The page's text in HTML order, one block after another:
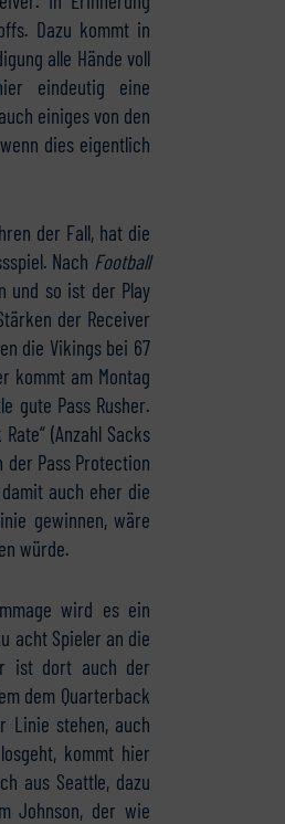
Dazu kommt in
alle Hände voll
eindeutig eine
einiges von den
dies eigentlich
der Fall, hat die
Nach Football
und so ist der Play
der Receiver
die Vikings bei 67
kommt am Montag
gute Pass Rusher.
(Anzahl Sacks
der Pass Protection
auch eher die
gewinnen, wäre
würde.
wird es ein
acht Spieler an die
ist dort auch der
dem Quarterback
Linie stehen, auch
kommt hier
aus Seattle, dazu
Johnson, der wie